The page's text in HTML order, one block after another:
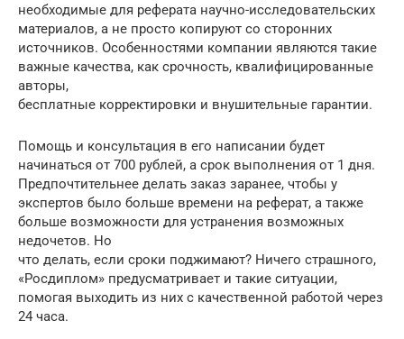
необходимые для реферата научно-исследовательских
материалов, а не просто копируют со сторонних
источников. Особенностями компании являются такие
важные качества, как срочность, квалифицированные
авторы,
бесплатные корректировки и внушительные гарантии.
Помощь и консультация в его написании будет
начинаться от 700 рублей, а срок выполнения от 1 дня.
Предпочтительнее делать заказ заранее, чтобы у
экспертов было больше времени на реферат, а также
больше возможности для устранения возможных
недочетов. Но
что делать, если сроки поджимают? Ничего страшного,
«Росдиплом» предусматривает и такие ситуации,
помогая выходить из них с качественной работой через
24 часа.